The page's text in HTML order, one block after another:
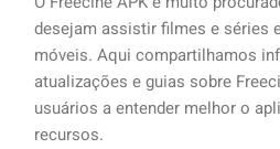
desejam assistir filmes e séries
móveis. Aqui compartilhamos
atualizações e guias sobre
usuários a entender melhor o
recursos.